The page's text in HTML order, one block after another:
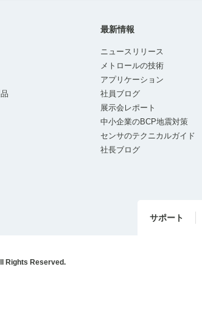
最新情報
ニュースリリース
メトロールの技術
アプリケーション
社員ブログ
展示会レポート
中小企業のBCP地震対策
センサのテクニカルガイド
社長ブログ
サポート
Rights Reserved.